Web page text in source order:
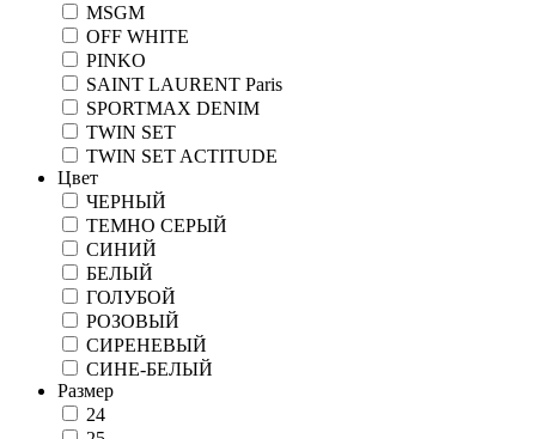
MSGM
OFF WHITE
PINKO
SAINT LAURENT Paris
SPORTMAX DENIM
TWIN SET
TWIN SET ACTITUDE
Цвет
ЧЕРНЫЙ
ТЕМНО СЕРЫЙ
СИНИЙ
БЕЛЫЙ
ГОЛУБОЙ
РОЗОВЫЙ
СИРЕНЕВЫЙ
СИНЕ-БЕЛЫЙ
Размер
24